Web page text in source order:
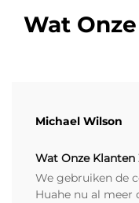
Wat
Michael Wilson
Wat Onze Klanten
We gebruiken de
Huahe nu al meer